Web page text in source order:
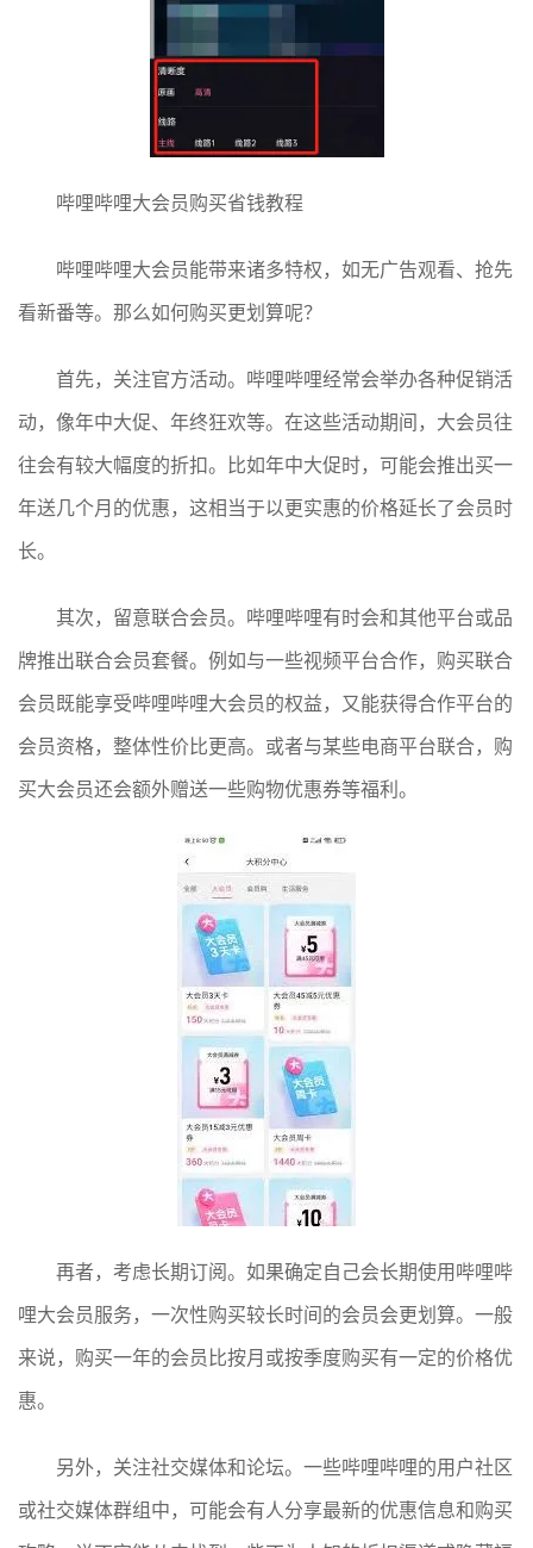
哔哩哔哩大会员购买省钱教程
哔哩哔哩大会员能带来诸多特权，如无广告观看、抢先
看新番等。那么如何购买更划算呢？
首先，关注官方活动。哔哩哔哩经常会举办各种促销活
动，像年中大促、年终狂欢等。在这些活动期间，大会员往
往会有较大幅度的折扣。比如年中大促时，可能会推出买一
年送几个月的优惠，这相当于以更实惠的价格延长了会员时
长。
其次，留意联合会员。哔哩哔哩有时会和其他平台或品
牌推出联合会员套餐。例如与一些视频平台合作，购买联合
会员既能享受哔哩哔哩大会员的权益，又能获得合作平台的
会员资格，整体性价比更高。或者与某些电商平台联合，购
买大会员还会额外赠送一些购物优惠券等福利。
再者，考虑长期订阅。如果确定自己会长期使用哔哩哔
哩大会员服务，一次性购买较长时间的会员会更划算。一般
来说，购买一年的会员比按月或按季度购买有一定的价格优
惠。
另外，关注社交媒体和论坛。一些哔哩哔哩的用户社区
或社交媒体群组中，可能会有人分享最新的优惠信息和购买